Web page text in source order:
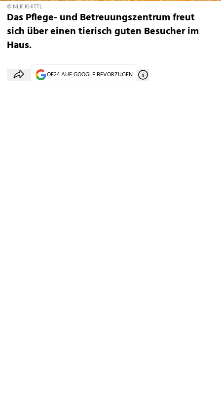
© NLK KHITTL
Das Pflege- und Betreuungszentrum freut
sich über einen tierisch guten Besucher im
Haus.
OE24 AUF GOOGLE BEVORZUGEN